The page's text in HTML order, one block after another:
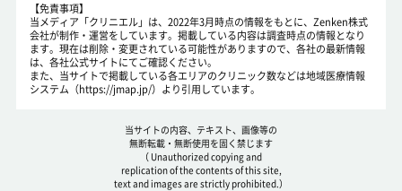
【免責事項】
当メディア「クリニエル」は、2022年3月時点の情報をもとに、Zenken株式
会社が制作・運営をしています。掲載している内容は調査時点の情報となり
ます。現在は削除・変更されている可能性がありますので、各社の最新情報
は、各社公式サイトにてご確認ください。
また、当サイトで掲載している各エリアのクリニック数などは地域医療情報
システム（https://jmap.jp/）より引用しています。
当サイトの内容、テキスト、画像等の
無断転載・無断使用を固く禁じます
（ Unauthorized copying and
replication of the contents of this site,
text and images are strictly prohibited.）